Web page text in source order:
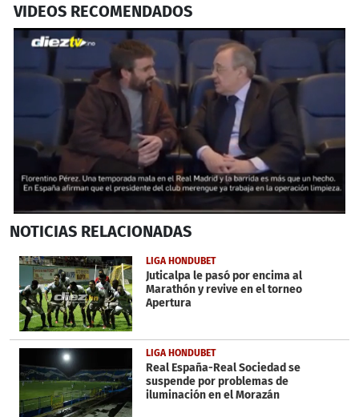
VIDEOS RECOMENDADOS
seconds
1
minute,
28
seconds
NOTICIAS RELACIONADAS
LIGA HONDUBET
Juticalpa le pasó por encima al
Marathón y revive en el torneo
Apertura
LIGA HONDUBET
Real España-Real Sociedad se
suspende por problemas de
iluminación en el Morazán